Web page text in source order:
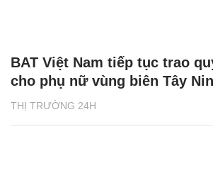
THỊ TRƯỜNG 24H
BAT Việt Nam tiếp tục trao
cho phụ nữ vùng biên Tây